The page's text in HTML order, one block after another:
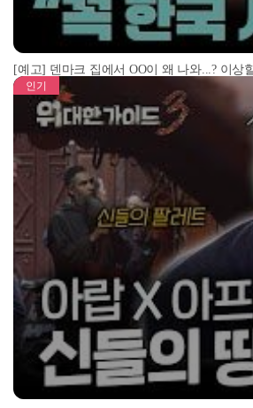
[예고] 덴마크 집에서 OO이 왜 나와...? 이
인기